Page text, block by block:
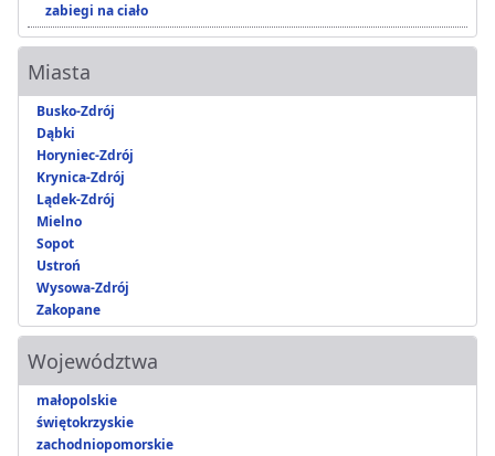
zabiegi na ciało
Miasta
Busko-Zdrój
Dąbki
Horyniec-Zdrój
Krynica-Zdrój
Lądek-Zdrój
Mielno
Sopot
Ustroń
Wysowa-Zdrój
Zakopane
Województwa
małopolskie
świętokrzyskie
zachodniopomorskie